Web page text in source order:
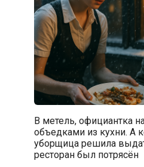
В метель, официантка
объедками из кухни. А
уборщица решила
ресторан был потрясён